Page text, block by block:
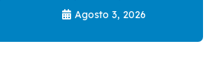
Agosto 3, 2026